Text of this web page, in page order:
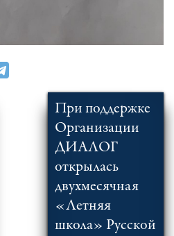
При поддержке
Организации
ДИАЛОГ
открылась
двухмесячная
«Летняя
школа» Русской